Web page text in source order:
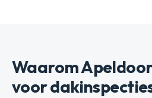
Waarom
voor